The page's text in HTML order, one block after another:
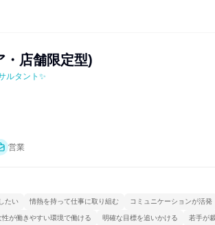
・店舗限定型)
ルタント✨
営業
たい 情熱を持って仕事に取り組む コミュニケーションが活発
性が働きやすい環境で働ける 明確な目標を追いかける 若手が